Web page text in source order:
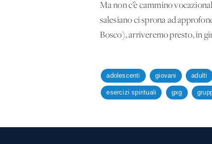
Ma non c’è cammino
salesiano ci sprona ad
Bosco), arriveremo presto, in
adolescenti giovani adulti
esercizi spirituali gxg